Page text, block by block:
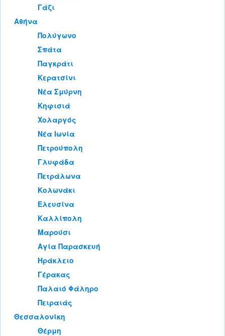
Γάζι
Αθήνα
Πολύγωνο
Σπάτα
Παγκράτι
Κερατσίνι
Νέα Σμύρνη
Κηφισιά
Χολαργός
Νέα Ιωνία
Πετρούπολη
Γλυφάδα
Πετράλωνα
Κολωνάκι
Ελευσίνα
Καλλίπολη
Μαρούσι
Αγία Παρασκευή
Ηράκλειο
Γέρακας
Παλαιό Φάληρο
Πειραιάς
Θεσσαλονίκη
Θέρμη